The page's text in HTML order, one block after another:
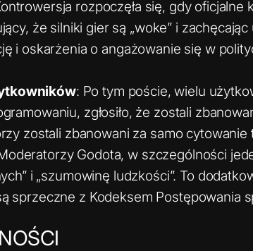
rozpoczęła się, gdy
że silniki gier są „woke” i
i oskarżenia o angażowanie się w
: Po tym poście, wielu
zgłosiło, że zostali
zostali zbanowani za samo cytowanie
Godota, w szczególności
i „szumowinę ludzkości”. To
sprzeczne z Kodeksem Postępowania